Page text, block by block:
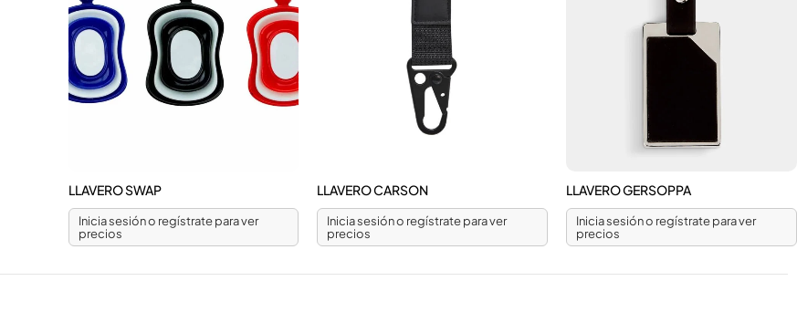
LLAVERO SWAP
Inicia sesión o regístrate para ver
precios
LLAVERO CARSON
Inicia sesión o regístrate para ver
precios
LLAVERO GERSOPPA
Inicia sesión o regístrate para ver
precios